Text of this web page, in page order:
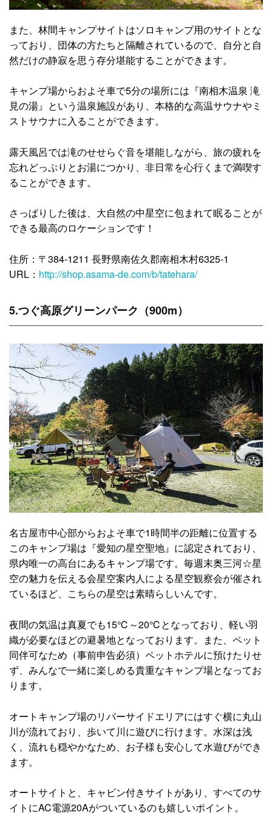
また、林間キャンプサイトはソロキャンプ用のサイトとな
っており、団体の方たちと隔離されているので、自分と自
然だけの静寂を思う存分堪能することができます。
キャンプ場からおよそ車で5分の場所には『南相木温泉 滝
見の湯』という温泉施設があり、本格的な高温サウナやミ
ストサウナに入ることができます。
露天風呂では滝のせせらぐ音を堪能しながら、旅の疲れを
忘れどっぷりとお湯につかり、非日常を心行くまで満喫す
ることができます。
さっぱりした後は、大自然の中星空に包まれて眠ることが
できる最高のロケーションです！
住所：〒384-1211 長野県南佐久郡南相木村6325-1
URL： http://shop.asama-de.com/b/tatehara/
5.つぐ高原グリーンパーク（900m）
名古屋市中心部からおよそ車で1時間半の距離に位置する
このキャンプ場は『愛知の星空聖地』に認定されており、
県内唯一の高台にあるキャンプ場です。毎週末奥三河☆星
空の魅力を伝える会星空案内人による星空観察会が催され
ているほど、こちらの星空は素晴らしいんです。
夜間の気温は真夏でも15℃～20℃となっており、軽い羽
織が必要なほどの避暑地となっております。また、ペット
同伴可なため（事前申告必須）ペットホテルに預けたりせ
ず、みんなで一緒に楽しめる貴重なキャンプ場となってお
ります。
オートキャンプ場のリバーサイドエリアにはすぐ横に丸山
川が流れており、歩いて川に遊びに行けます。水深は浅
く、流れも穏やかなため、お子様も安心して水遊びができ
ます。
オートサイトと、キャビン付きサイトがあり、すべてのサ
イトにAC電源20Aがついているのも嬉しいポイント。